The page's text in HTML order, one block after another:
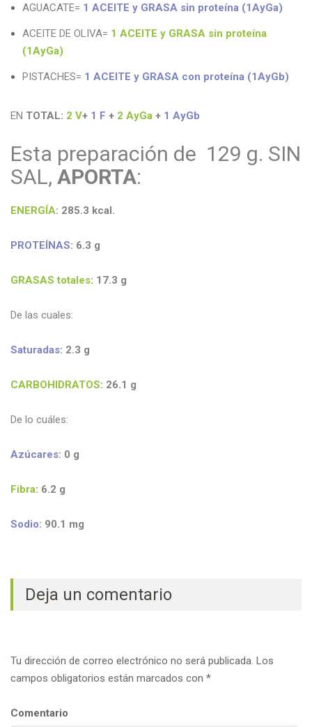
AGUACATE= 1 ACEITE y GRASA sin proteína (1AyGa)
ACEITE DE OLIVA= 1 ACEITE y GRASA sin proteína
(1AyGa)
PISTACHES= 1 ACEITE y GRASA con proteína (1AyGb)
EN TOTAL: 2 V+ 1 F + 2 AyGa + 1 AyGb
Esta preparación de 129 g. SIN
SAL, APORTA:
ENERGÍA: 285.3 kcal.
PROTEÍNAS: 6.3 g
GRASAS totales: 17.3 g
De las cuales:
Saturadas: 2.3 g
CARBOHIDRATOS: 26.1 g
De lo cuáles:
Azúcares: 0 g
Fibra: 6.2 g
Sodio: 90.1 mg
Deja un comentario
Tu dirección de correo electrónico no será publicada. Los
campos obligatorios están marcados con *
Comentario